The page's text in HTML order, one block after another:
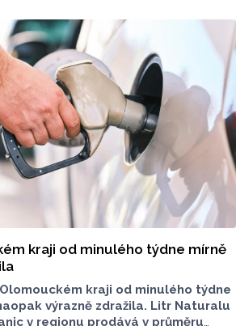
kraji od minulého týdne mírně
kraji od minulého týdne
výrazně zdražila. Litr Naturalu
v regionu prodává v průměru